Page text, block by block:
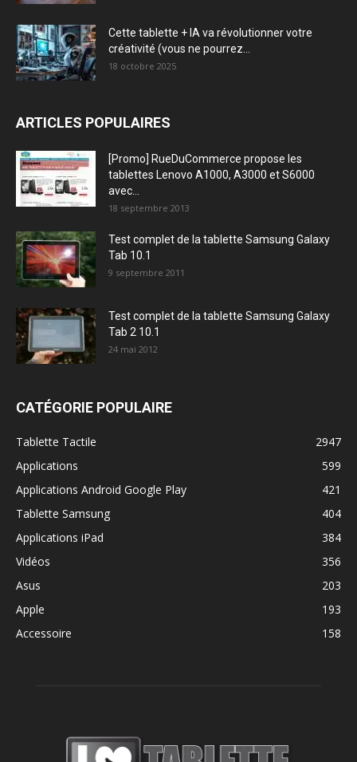
Cette tablette + IA va révolutionner votre
créativité (vous ne pourrez...
18 octobre 2025
ARTICLES POPULAIRES
[Promo] RueDuCommerce propose les
tablettes Lenovo A1000, A3000 et S6000
avec...
18 septembre 2013
Test complet de la tablette Samsung Galaxy
Tab 10.1
9 septembre 2011
Test complet de la tablette Samsung Galaxy
Tab 2 10.1
24 mai 2012
CATÉGORIE POPULAIRE
Tablette Tactile
2947
Applications
599
Applications Android Google Play
421
Tablette Samsung
404
Applications iPad
384
Vidéos
356
Asus
203
Apple
193
Accessoire
158